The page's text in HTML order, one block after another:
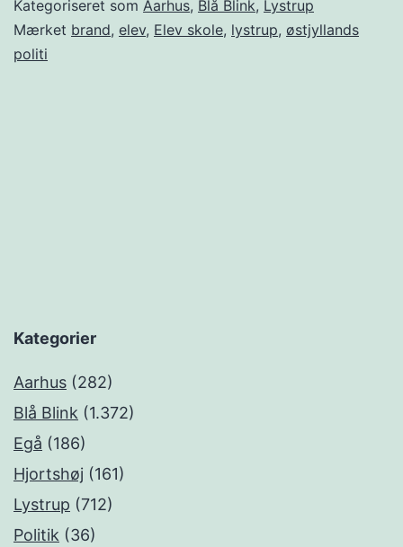
Kategoriseret som Aarhus, Blå Blink, Lystrup
Mærket brand, elev, Elev skole, lystrup, østjyllands
politi
Kategorier
Aarhus (282)
Blå Blink (1.372)
Egå (186)
Hjortshøj (161)
Lystrup (712)
Politik (36)